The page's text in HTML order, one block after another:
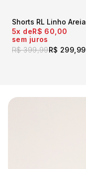
Shorts RL Linho Areia
R$ 399,99R$ 299,99
5x
R$ 60,00
sem juros